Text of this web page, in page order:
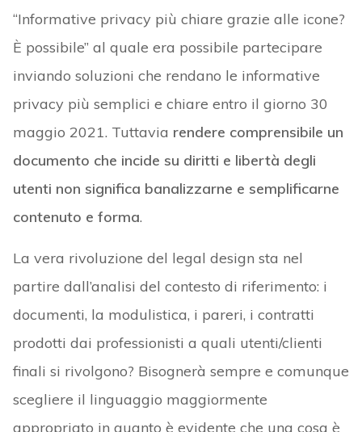
“Informative privacy più chiare grazie alle icone?
È possibile” al quale era possibile partecipare
inviando soluzioni che rendano le informative
privacy più semplici e chiare entro il giorno 30
maggio 2021. Tuttavia rendere comprensibile un
documento che incide su diritti e libertà degli
utenti non significa banalizzarne e semplificarne
contenuto e forma.
La vera rivoluzione del legal design sta nel
partire dall’analisi del contesto di riferimento: i
documenti, la modulistica, i pareri, i contratti
prodotti dai professionisti a quali utenti/clienti
finali si rivolgono? Bisognerà sempre e comunque
scegliere il linguaggio maggiormente
appropriato in quanto è evidente che una cosa è